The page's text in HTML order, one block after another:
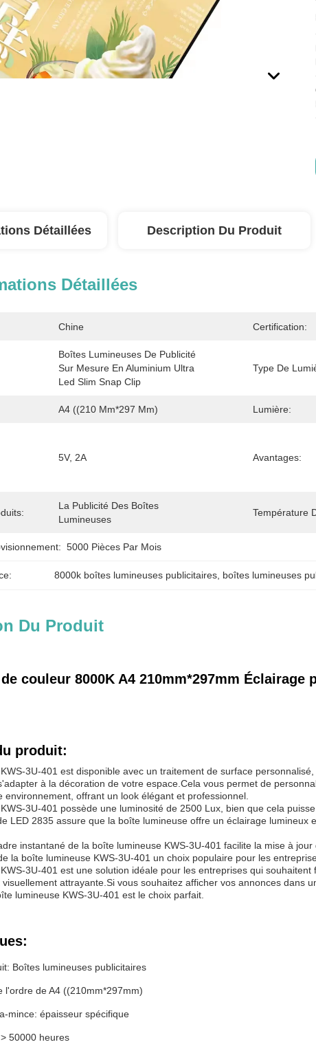
Détaillées Description Du Produit
Détaillées
Chine Certification:
Boîtes Lumineuses De Publicité
Sur Mesure En Aluminium Ultra
Led Slim Snap Clip
Type De
A4 ((210 Mm*297 Mm) Lumière:
5V, 2A Avantages:
La Publicité Des Boîtes
Lumineuses
Température
5000 Pièces Par Mois
8000k boîtes lumineuses publicitaires boîtes lumineuses
Du Produit
couleur 8000K A4 210mm*297mm
produit:
3U-401 est disponible avec un traitement de surface
à la décoration de votre espace.Cela vous permet de
environnement, offrant un look élégant et professionnel.
3U-401 possède une luminosité de 2500 Lux, bien que cela
LED 2835 assure que la boîte lumineuse offre un éclairage lumineux
instantané de la boîte lumineuse KWS-3U-401 facilite la mise à
la boîte lumineuse KWS-3U-401 un choix populaire pour les
3U-401 est une solution idéale pour les entreprises qui
attrayante.Si vous souhaitez afficher vos annonces dans
lumineuse KWS-3U-401 est le choix parfait.
Boîtes lumineuses publicitaires
l'ordre de A4 ((210mm*297mm)
mince: épaisseur spécifique
50000 heures